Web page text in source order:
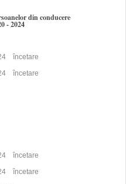
din conducere
- 2024
încetare
încetare
încetare
încetare